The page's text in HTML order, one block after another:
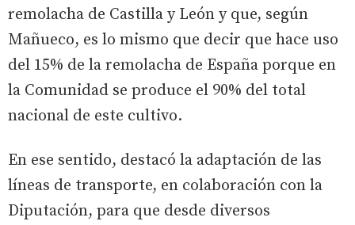
remolacha de Castilla y León y que, según
Mañueco, es lo mismo que decir que hace uso
del 15% de la remolacha de España porque en
la Comunidad se produce el 90% del total
nacional de este cultivo.
En ese sentido, destacó la adaptación de las
líneas de transporte, en colaboración con la
Diputación, para que desde diversos